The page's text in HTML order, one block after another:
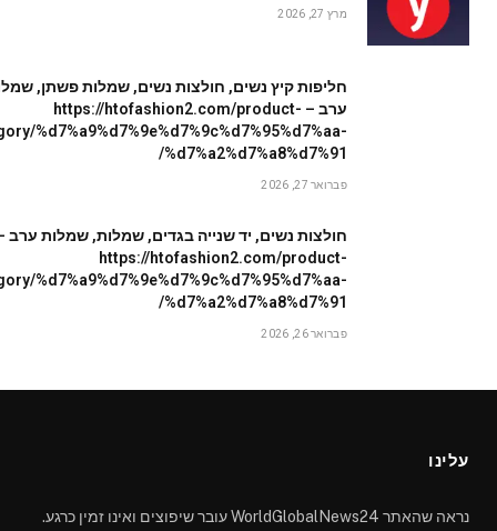
מרץ 27, 2026
חליפות קיץ נשים, חולצות נשים, שמלות פשתן,
ערב – https://htofashion2.com/product-
%d7%a9%d7%9e%d7%9c%d7%95%d7%aa-
%d7%a2%d7%a8%d7%91/
פברואר 27, 2026
חולצות נשים, יד שנייה בגדים, שמלות, שמלות ערב
https://htofashion2.com/product-
%d7%a9%d7%9e%d7%9c%d7%95%d7%aa-
%d7%a2%d7%a8%d7%91/
פברואר 26, 2026
עלינו
נראה שהאתר WorldGlobalNews24 עובר שיפוצים ואינו זמין כרגע.